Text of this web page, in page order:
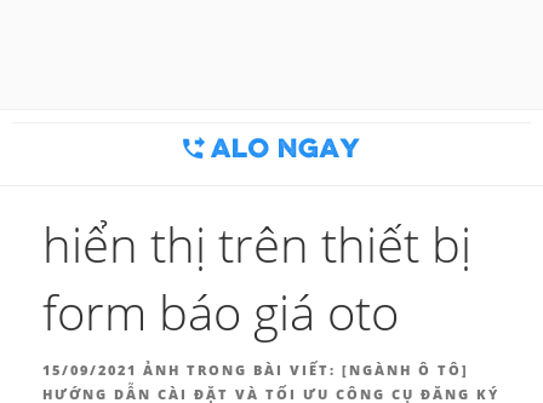
hiển thị trên thiết bị
form báo giá oto
ĐĂNG
TRONG
15/09/2021 ẢNH TRONG BÀI VIẾT: [NGÀNH Ô TÔ]
HƯỚNG DẪN CÀI ĐẶT VÀ TỐI ƯU CÔNG CỤ ĐĂNG KÝ